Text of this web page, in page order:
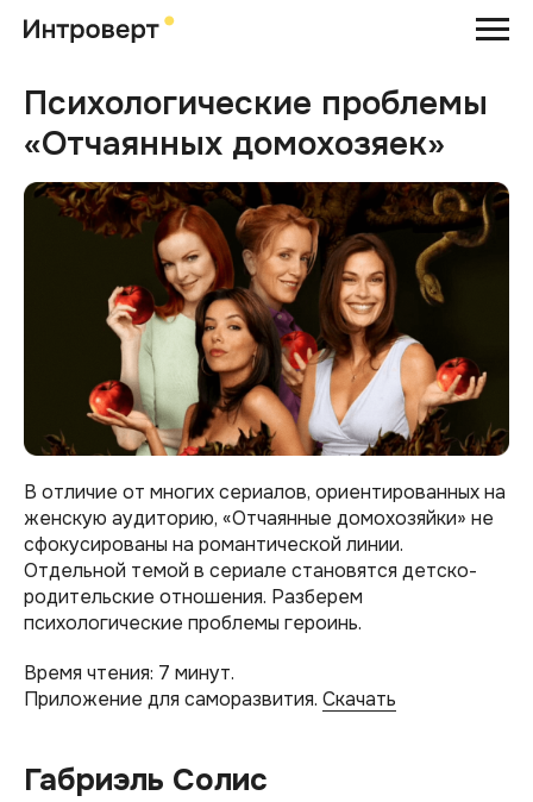
Психологические проблемы
«Отчаянных домохозяек»
В отличие от многих сериалов, ориентированных на
женскую аудиторию, «Отчаянные домохозяйки» не
сфокусированы на романтической линии.
Отдельной темой в сериале становятся детско-
родительские отношения. Разберем
психологические проблемы героинь.
Время чтения: 7 минут.
Приложение для саморазвития. Скачать
Габриэль Солис